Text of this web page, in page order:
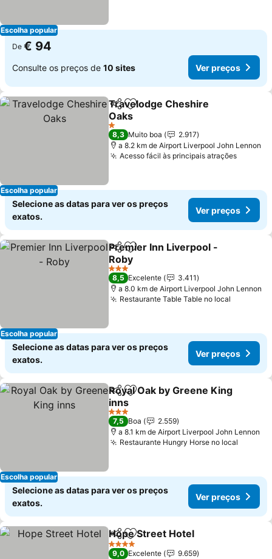
Escolha popular
De € 94
Consulte os preços de 10 sites Ver preços
Escolha popular
PartilharAdicionar aos favoritos
Travelodge Cheshire
Oaks
1 Estrelas
8,3 Muito boa
2.917
a 8.2 km de Airport Liverpool John Lennon
Acesso fácil às principais atrações
Selecione as datas para ver os preços
exatos.
Ver preços
Escolha popular
PartilharAdicionar aos favoritos
Premier Inn Liverpool -
Roby
3 Estrelas
8,5 Excelente
3.411
a 8.0 km de Airport Liverpool John Lennon
Restaurante Table Table no local
Selecione as datas para ver os preços
exatos.
Ver preços
Escolha popular
PartilharAdicionar aos favoritos
Royal Oak by Greene King
inns
3 Estrelas
7,5 Boa
2.559
a 8.1 km de Airport Liverpool John Lennon
Restaurante Hungry Horse no local
Selecione as datas para ver os preços
exatos.
Ver preços
PartilharAdicionar aos favoritos
Hope Street Hotel
4 Estrelas
9,0 Excelente 9.659